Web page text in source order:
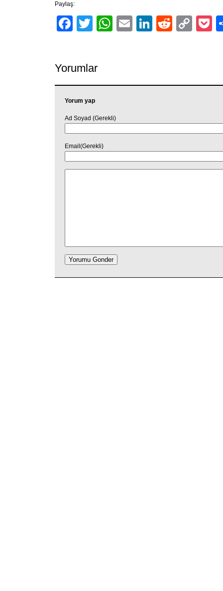
Paylaş:
Facebook
TwitterWhatsApp
EmailLinkedIn
Reddit
Yorumlar
Yorum yap
Ad Soyad (Gerekli)
Email(Gerekli)